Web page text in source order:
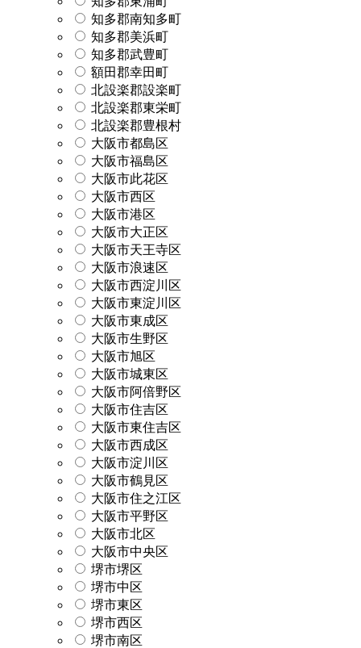
知多郡南知多町
知多郡美浜町
知多郡武豊町
額田郡幸田町
北設楽郡設楽町
北設楽郡東栄町
北設楽郡豊根村
大阪市都島区
大阪市福島区
大阪市此花区
大阪市西区
大阪市港区
大阪市大正区
大阪市天王寺区
大阪市浪速区
大阪市西淀川区
大阪市東淀川区
大阪市東成区
大阪市生野区
大阪市旭区
大阪市城東区
大阪市阿倍野区
大阪市住吉区
大阪市東住吉区
大阪市西成区
大阪市淀川区
大阪市鶴見区
大阪市住之江区
大阪市平野区
大阪市北区
大阪市中央区
堺市堺区
堺市中区
堺市東区
堺市西区
堺市南区